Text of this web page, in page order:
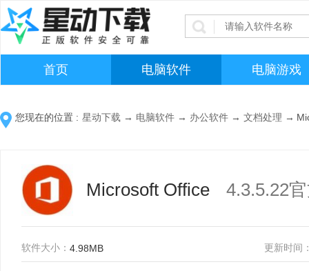
首页 电脑软件 电脑游戏
您现在的位置 : 星动下载 → 电脑软件 → 办公软件 → 文档处理 →
Microsoft Office 4.3.5.22
软件大小： 4.98MB 更新时间